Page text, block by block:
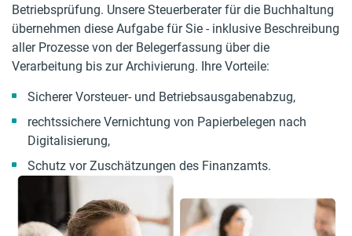
Betriebsprüfung. Unsere Steuerberater für die Buchhaltung
übernehmen diese Aufgabe für Sie - inklusive Beschreibung
aller Prozesse von der Belegerfassung über die
Verarbeitung bis zur Archivierung. Ihre Vorteile:
Sicherer Vorsteuer- und Betriebsausgabenabzug,
rechtssichere Vernichtung von Papierbelegen nach
Digitalisierung,
Schutz vor Zuschätzungen des Finanzamts.